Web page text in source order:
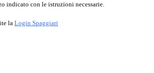
indicato con le istruzioni necessarie.
la Login Spaggiari